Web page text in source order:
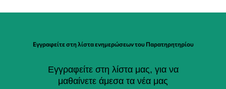
Εγγραφείτε στη λίστα ενημερώσεων του Παρατηρητηρίου
Εγγραφείτε στη λίστα μας, για να
μαθαίνετε άμεσα τα νέα μας